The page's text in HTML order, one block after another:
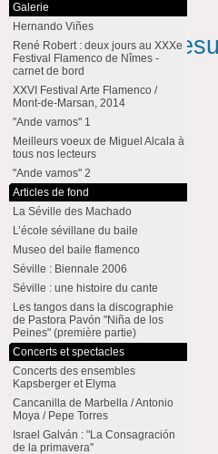
Galerie
Hernando Viñes
René Robert : deux jours au XXXe
Festival Flamenco de Nîmes -
carnet de bord
XXVI Festival Arte Flamenco /
Mont-de-Marsan, 2014
"Ande vamos" 1
Meilleurs voeux de Miguel Alcala à
tous nos lecteurs
"Ande vamos" 2
Articles de fond
La Séville des Machado
L’école sévillane du baile
Museo del baile flamenco
Séville : Biennale 2006
Séville : une histoire du cante
Les tangos dans la discographie
de Pastora Pavón "Niña de los
Peines" (première partie)
Concerts et spectacles
Concerts des ensembles
Kapsberger et Elyma
Cancanilla de Marbella / Antonio
Moya / Pepe Torres
Israel Galván : "La Consagración
de la primavera"